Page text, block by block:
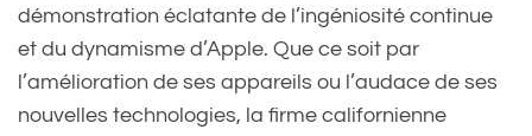
démonstration éclatante de l’ingéniosité continue
et du dynamisme d’Apple. Que ce soit par
l’amélioration de ses appareils ou l’audace de ses
nouvelles technologies, la firme californienne